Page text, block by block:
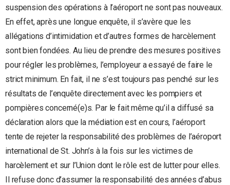
suspension des opérations à l’aéroport ne sont pas nouveaux.
En effet, après une longue enquête, il s’avère que les
allégations d’intimidation et d’autres formes de harcèlement
sont bien fondées. Au lieu de prendre des mesures positives
pour régler les problèmes, l’employeur a essayé de faire le
strict minimum. En fait, il ne s’est toujours pas penché sur les
résultats de l’enquête directement avec les pompiers et
pompières concerné(e)s. Par le fait même qu’il a diffusé sa
déclaration alors que la médiation est en cours, l’aéroport
tente de rejeter la responsabilité des problèmes de l’aéroport
international de St. John’s à la fois sur les victimes de
harcèlement et sur l’Union dont le rôle est de lutter pour elles.
Il refuse donc d’assumer la responsabilité des années d’abus